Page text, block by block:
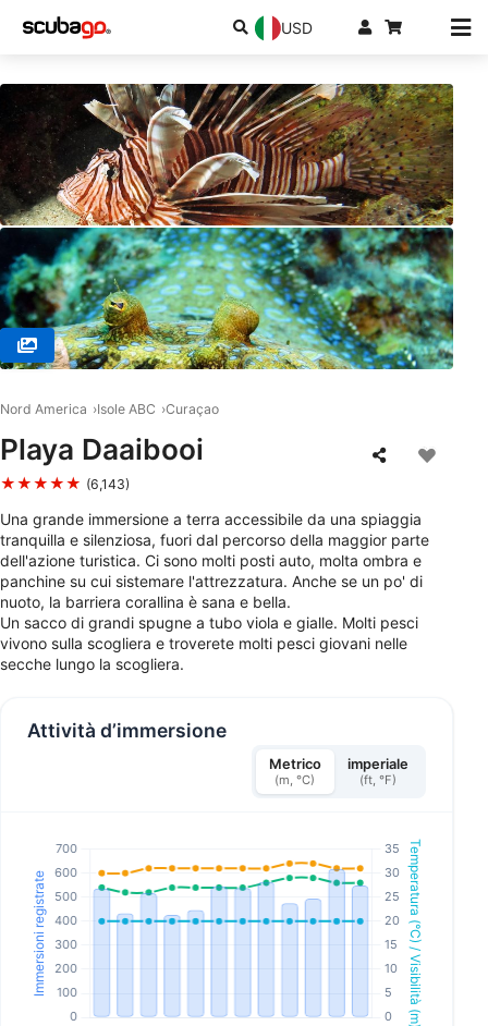
USD
Nord America Isole ABC Curaçao
Playa Daaibooi
★★★★★ (6,143)
Una grande immersione a terra accessibile da una spiaggia
tranquilla e silenziosa, fuori dal percorso della maggior parte
dell'azione turistica. Ci sono molti posti auto, molta ombra e
panchine su cui sistemare l'attrezzatura. Anche se un po' di
nuoto, la barriera corallina è sana e bella.
Un sacco di grandi spugne a tubo viola e gialle. Molti pesci
vivono sulla scogliera e troverete molti pesci giovani nelle
secche lungo la scogliera.
Attività d’immersione
Metrico
(m, °C)
imperiale
(ft, °F)